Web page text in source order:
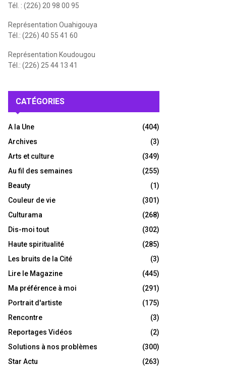
Tél. : (226) 20 98 00 95
Représentation Ouahigouya
Tél.: (226) 40 55 41 60
Représentation Koudougou
Tél.: (226) 25 44 13 41
CATÉGORIES
A la Une
(404)
Archives
(3)
Arts et culture
(349)
Au fil des semaines
(255)
Beauty
(1)
Couleur de vie
(301)
Culturama
(268)
Dis-moi tout
(302)
Haute spiritualité
(285)
Les bruits de la Cité
(3)
Lire le Magazine
(445)
Ma préférence à moi
(291)
Portrait d'artiste
(175)
Rencontre
(3)
Reportages Vidéos
(2)
Solutions à nos problèmes
(300)
Star Actu
(263)